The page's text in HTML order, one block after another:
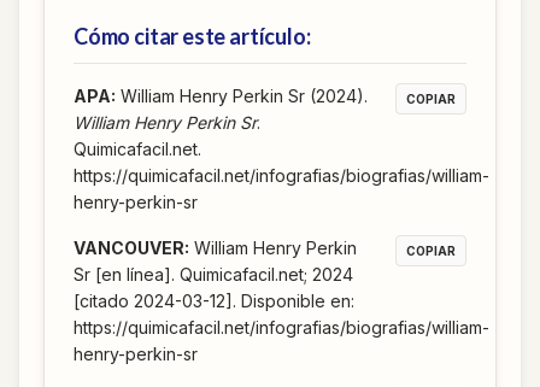
Cómo citar este artículo:
APA: William Henry Perkin Sr (2024).
William Henry Perkin Sr.
Quimicafacil.net.
https://quimicafacil.net/infografias/biografias/william-
henry-perkin-sr
COPIAR
VANCOUVER: William Henry Perkin
Sr [en línea]. Quimicafacil.net; 2024
[citado 2024-03-12]. Disponible en:
https://quimicafacil.net/infografias/biografias/william-
henry-perkin-sr
COPIAR